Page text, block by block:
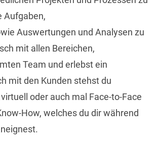
Aufgaben,
Auswertungen und Analysen zu
mit allen Bereichen,
Team und erlebst ein
mit den Kunden stehst du
oder auch mal Face-to-Face
How, welches du dir während